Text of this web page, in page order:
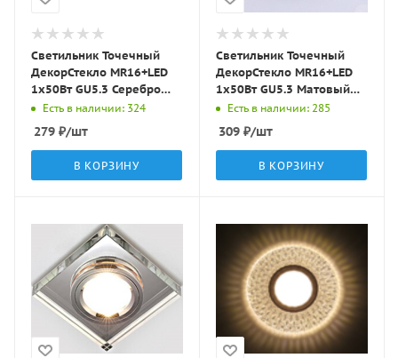
Светильник Точечный
ДекорСтекло MR16+LED
1х50Вт GU5.3 Серебро
D95х25мм IP20 D0801L
Есть в наличии: 324
279 ₽/шт
В КОРЗИНУ
Светильник Точечный
ДекорСтекло MR16+LED
1х50Вт GU5.3 Матовый
D90х10мм IP20 D0301
Есть в наличии: 285
309 ₽/шт
В КОРЗИНУ